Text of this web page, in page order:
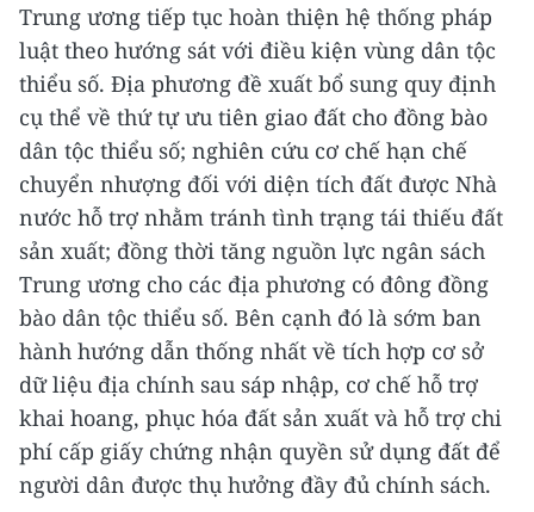
Trung ương tiếp tục hoàn thiện hệ thống pháp
luật theo hướng sát với điều kiện vùng dân tộc
thiểu số. Địa phương đề xuất bổ sung quy định
cụ thể về thứ tự ưu tiên giao đất cho đồng bào
dân tộc thiểu số; nghiên cứu cơ chế hạn chế
chuyển nhượng đối với diện tích đất được Nhà
nước hỗ trợ nhằm tránh tình trạng tái thiếu đất
sản xuất; đồng thời tăng nguồn lực ngân sách
Trung ương cho các địa phương có đông đồng
bào dân tộc thiểu số. Bên cạnh đó là sớm ban
hành hướng dẫn thống nhất về tích hợp cơ sở
dữ liệu địa chính sau sáp nhập, cơ chế hỗ trợ
khai hoang, phục hóa đất sản xuất và hỗ trợ chi
phí cấp giấy chứng nhận quyền sử dụng đất để
người dân được thụ hưởng đầy đủ chính sách.